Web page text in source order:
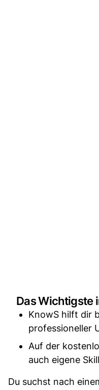
Das Wichtigste
KnowS hilft dir
professioneller
Auf der
auch eigene
Du suchst nach